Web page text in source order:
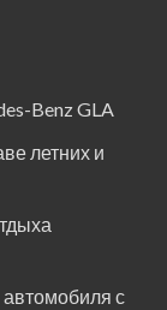
Benz GLA
летних и
с